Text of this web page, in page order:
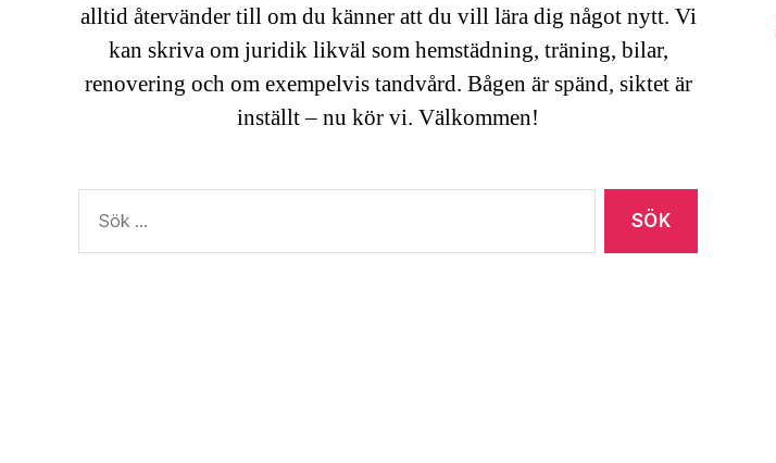
alltid återvänder till om du känner att du vill lära dig något nytt. Vi
kan skriva om juridik likväl som hemstädning, träning, bilar,
renovering och om exempelvis tandvård. Bågen är spänd, siktet är
inställt – nu kör vi. Välkommen!
efter: